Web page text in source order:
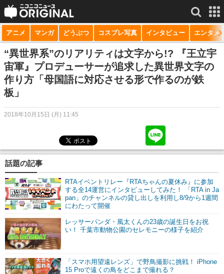
サービス一覧 もっと見る
niconico
動画
ニュース
マンガ
ニコニコQ
アニメ マンガ どうぶつ コスプレ写真 インタビュー エンタメ
“異世界系”のリアリティは文字から!? 『王立宇
宙軍』プロデューサーが追求した異世界文字の
作り方「母国語に対応させる形で作るのが鉄
板」
2018年10月15日 (月) 11:45
話題の記事
RTAイベントリレー『RTAちゃんの夏休み』に参加
する全14運営にインタビューしてみた！ 「RTA in Ja
pan」のチャンネルの貸し出しを利用し8/9から1週間
にわたって開催
レッサーパンダ・風太くんの23歳の誕生日をお祝
い！ 千葉市動物公園のセレモニーの様子を紹介
「スマホ用望遠レンズ」で野鳥撮影に挑戦！ iPhone
15 Proで遠くの鳥をどこまで撮れる？